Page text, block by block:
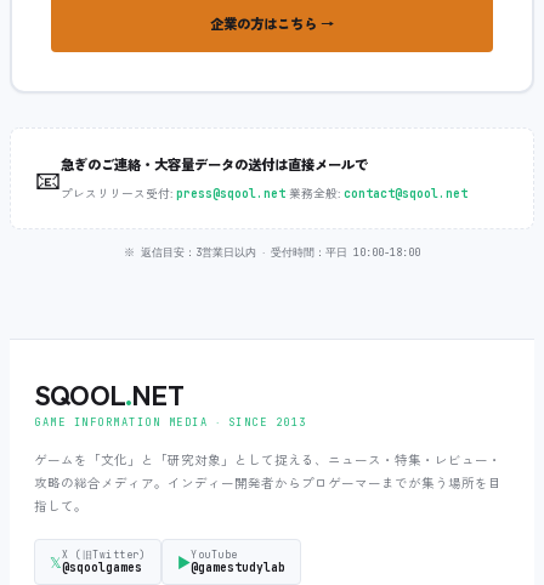
企業の方はこちら →
📧急ぎのご連絡・大容量データの送付は直接メールで
プレスリリース受付: press@sqool.net 業務全般: contact@sqool.net
※ 返信目安：3営業日以内 ‧ 受付時間：平日 10:00-18:00
SQOOL.NET
GAME INFORMATION MEDIA ‧ SINCE 2013
ゲームを「文化」と「研究対象」として捉える、ニュース・特集・レビュー・
攻略の総合メディア。インディー開発者からプロゲーマーまでが集う場所を目
指して。
𝕏X (旧Twitter)
@sqoolgames ▶YouTube
@gamestudylab